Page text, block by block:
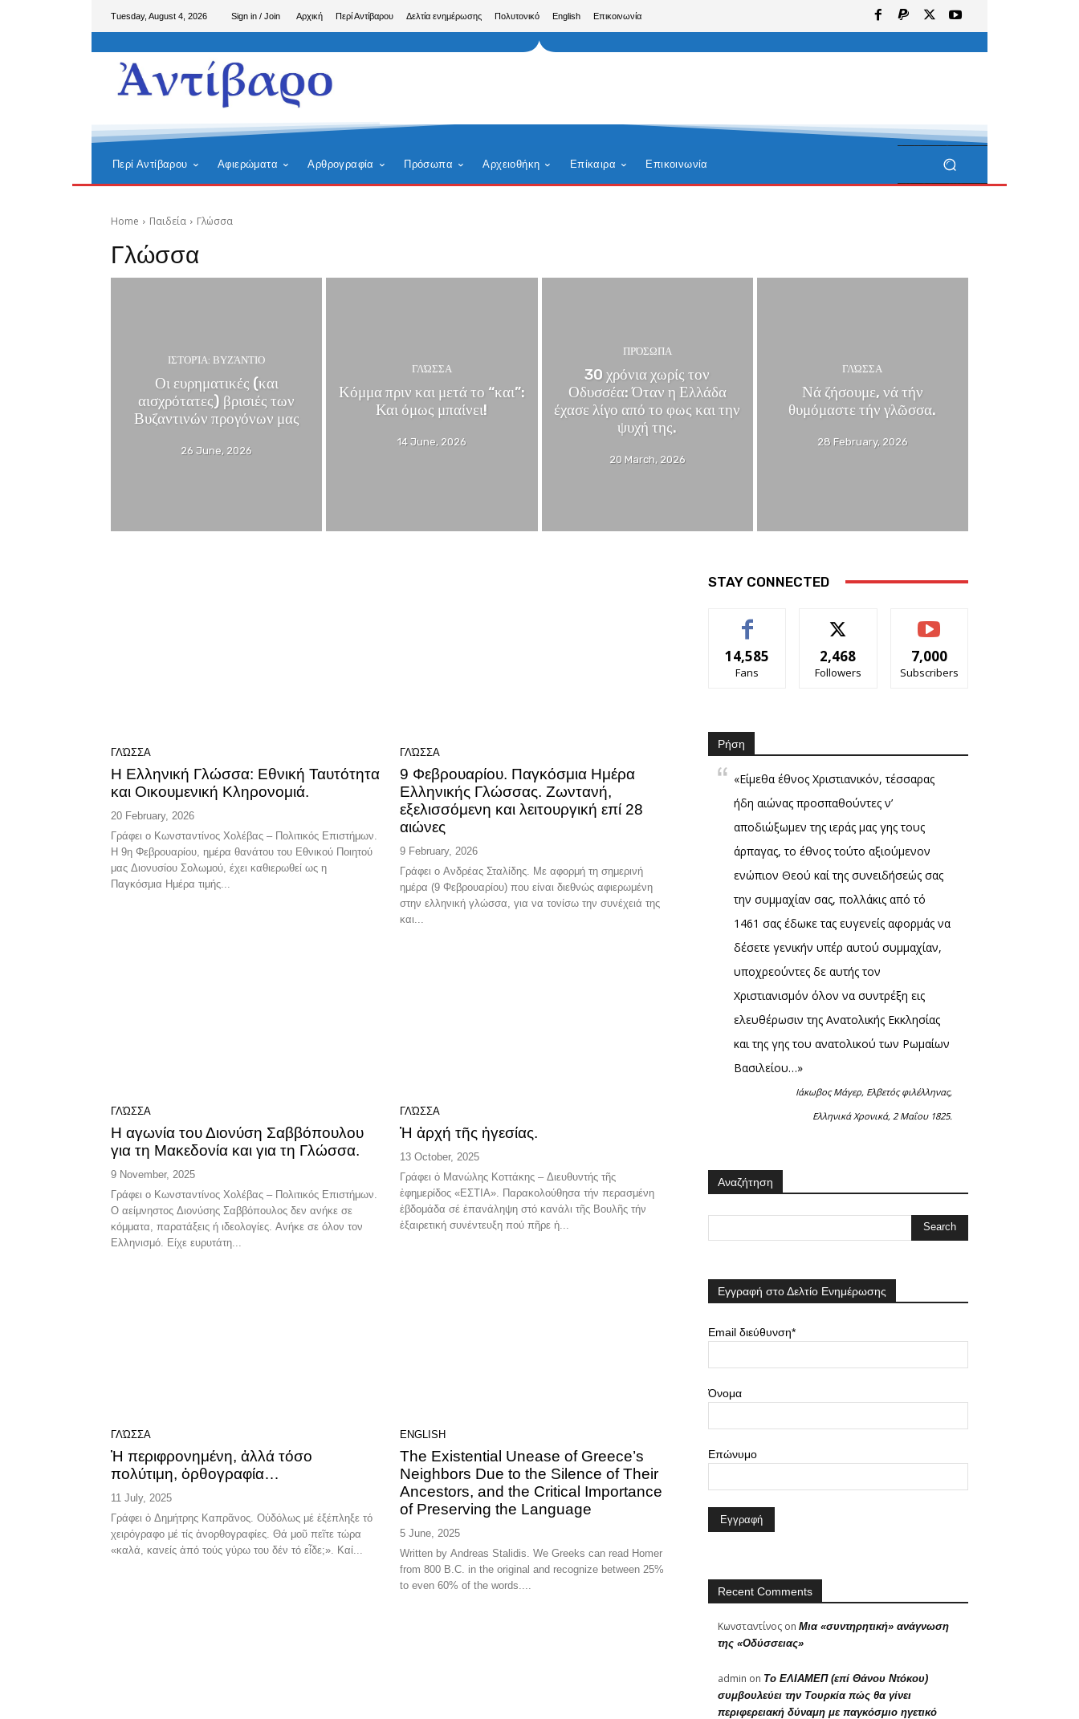
Tuesday, August 4, 2026 Sign in / Join Αρχική Περί Αντίβαρου Δελτία ενημέρωσης Πολυτονικό English Επικοινωνία
Περί Αντίβαρου Αφιερώματα Αρθρογραφία Πρόσωπα Αρχειοθήκη Επίκαιρα Επικοινωνία
Home Παιδεία Γλώσσα
Γλώσσα
ΙΣΤΟΡΊΑ: ΒΥΖΆΝΤΙΟ
Οι ευρηματικές (και
αισχρότατες) βρισιές των
Βυζαντινών προγόνων μας
26 June, 2026
ΓΛΏΣΣΑ
Κόμμα πριν και μετά το “και”:
Και όμως μπαίνει!
14 June, 2026
ΠΡΌΣΩΠΑ
30 χρόνια χωρίς τον
Οδυσσέα: Όταν η Ελλάδα
έχασε λίγο από το φως και την
ψυχή της.
20 March, 2026
ΓΛΏΣΣΑ
Νά ζήσουμε, νά τήν
θυμόμαστε τήν γλῶσσα.
28 February, 2026
ΓΛΏΣΣΑ
Η Ελληνική Γλώσσα: Εθνική Ταυτότητα
και Οικουμενική Κληρονομιά.
20 February, 2026
Γράφει ο Κωνσταντίνος Χολέβας – Πολιτικός Επιστήμων.
Η 9η Φεβρουαρίου, ημέρα θανάτου του Εθνικού Ποιητού
μας Διονυσίου Σολωμού, έχει καθιερωθεί ως η
Παγκόσμια Ημέρα τιμής...
ΓΛΏΣΣΑ
9 Φεβρουαρίου. Παγκόσμια Ημέρα
Ελληνικής Γλώσσας. Ζωντανή,
εξελισσόμενη και λειτουργική επί 28
αιώνες
9 February, 2026
Γράφει ο Ανδρέας Σταλίδης. Με αφορμή τη σημερινή
ημέρα (9 Φεβρουαρίου) που είναι διεθνώς αφιερωμένη
στην ελληνική γλώσσα, για να τονίσω την συνέχειά της
και...
ΓΛΏΣΣΑ
Η αγωνία του Διονύση Σαββόπουλου
για τη Μακεδονία και για τη Γλώσσα.
9 November, 2025
Γράφει ο Κωνσταντίνος Χολέβας – Πολιτικός Επιστήμων.
Ο αείμνηστος Διονύσης Σαββόπουλος δεν ανήκε σε
κόμματα, παρατάξεις ή ιδεολογίες. Ανήκε σε όλον τον
Ελληνισμό. Είχε ευρυτάτη...
ΓΛΏΣΣΑ
Ἡ ἀρχή τῆς ἡγεσίας.
13 October, 2025
Γράφει ὁ Μανώλης Κοττάκης – Διευθυντής τῆς
ἐφημερίδος «ΕΣΤΙΑ». Παρακολούθησα τήν περασμένη
ἑβδομάδα σέ ἐπανάληψη στό κανάλι τῆς Βουλῆς τήν
ἐξαιρετική συνέντευξη πού πῆρε ἡ...
ΓΛΏΣΣΑ
Ἡ περιφρονημένη, ἀλλά τόσο
πολύτιμη, ὀρθογραφία…
11 July, 2025
Γράφει ὁ Δημήτρης Καπρᾶνος. Οὐδόλως μέ ἐξέπληξε τό
χειρόγραφο μέ τίς ἀνορθογραφίες. Θά μοῦ πεῖτε τώρα
«καλά, κανείς ἀπό τούς γύρω του δέν τό εἶδε;». Καί...
ENGLISH
The Existential Unease of Greece’s
Neighbors Due to the Silence of Their
Ancestors, and the Critical Importance
of Preserving the Language
5 June, 2025
Written by Andreas Stalidis. We Greeks can read Homer
from 800 B.C. in the original and recognize between 25%
to even 60% of the words....
STAY CONNECTED
14,585
Fans
2,468
Followers
7,000
Subscribers
Ρήση
«Είμεθα έθνος Χριστιανικόν, τέσσαρας
ήδη αιώνας προσπαθούντες ν’
αποδιώξωμεν της ιεράς μας γης τους
άρπαγας, το έθνος τούτο αξιούμενον
ενώπιον Θεού καί της συνειδήσεώς σας
την συμμαχίαν σας, πολλάκις από τό
1461 σας έδωκε τας ευγενείς αφορμάς να
δέσετε γενικήν υπέρ αυτού συμμαχίαν,
υποχρεούντες δε αυτής τον
Χριστιανισμόν όλον να συντρέξη εις
ελευθέρωσιν της Ανατολικής Εκκλησίας
και της γης του ανατολικού των Ρωμαίων
Βασιλείου…»
Ιάκωβος Μάγερ, Ελβετός φιλέλληνας,
Ελληνικά Χρονικά, 2 Μαΐου 1825.
Αναζήτηση
Εγγραφή στο Δελτίο Ενημέρωσης
Email διεύθυνση*
Όνομα
Επώνυμο
Recent Comments
Κωνσταντίνος on Μια «συντηρητική» ανάγνωση
της «Οδύσσειας»
admin on Το ΕΛΙΑΜΕΠ (επί Θάνου Ντόκου)
συμβουλεύει την Τουρκία πώς θα γίνει
περιφερειακή δύναμη με παγκόσμιο ηγετικό